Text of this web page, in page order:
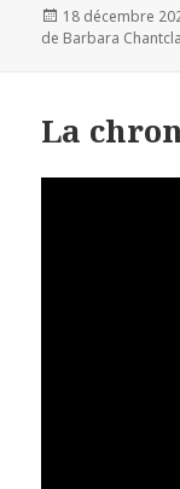
Publié
le
18 décembre
de Barbara
La